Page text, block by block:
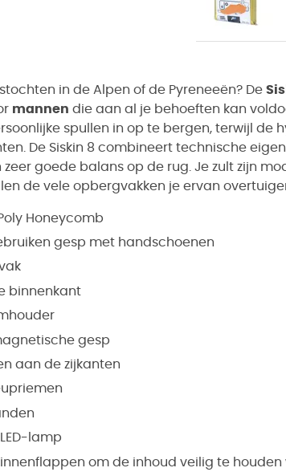
in de Alpen of de Pyreneeën? De
mannen die aan al je behoeften kan
spullen in op te bergen, terwijl de
De Siskin 8 combineert technische
goede balans op de rug. Je zult zijn
de vele opbergvakken je ervan
Honeycomb
gesp met handschoenen
binnenkant
gesp
aan de zijkanten
lamp
om de inhoud veilig te houden